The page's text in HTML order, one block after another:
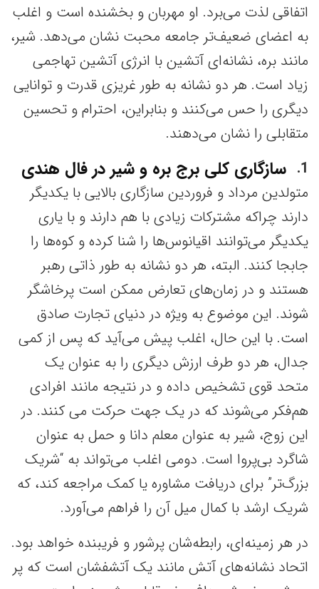
اتفاقی لذت می‌برد. او مهربان و بخشنده است و اغلب
به اعضای ضعیف‌تر جامعه محبت نشان می‌دهد. شیر،
مانند بره، نشانه‌ای آتشین با انرژی آتشین تهاجمی
زیاد است. هر دو نشانه به طور غریزی قدرت و توانایی
دیگری را حس می‌کنند و بنابراین، احترام و تحسین
متقابلی را نشان می‌دهند.
1
سازگاری کلی برج بره و شیر در فال هندی
متولدین مرداد و فروردین سازگاری بالایی با یکدیگر
دارند چراکه مشترکات زیادی با هم دارند و با یاری
یکدیگر می‌توانند اقیانوس‌ها را شنا کرده و کوه‌ها را
جابجا کنند. البته، هر دو نشانه به طور ذاتی رهبر
هستند و در زمان‌های تعارض ممکن است پرخاشگر
شوند. این موضوع به ویژه در دنیای تجارت صادق
است. با این حال، اغلب پیش می‌آید که پس از کمی
جدال، هر دو طرف ارزش دیگری را به عنوان یک
متحد قوی تشخیص داده و در نتیجه مانند افرادی
هم‌فکر می‌شوند که در یک جهت حرکت می کنند. در
این زوج، شیر به عنوان معلم دانا و حمل به عنوان
شاگرد بی‌پروا است. دومی اغلب می‌تواند به “شریک
بزرگ‌تر” برای دریافت مشاوره یا کمک مراجعه کند، که
شریک ارشد با کمال میل آن را فراهم می‌آورد.
در هر زمینه‌ای، رابطه‌شان پرشور و فریبنده خواهد بود.
اتحاد نشانه‌های آتش مانند یک آتشفشان است که پر